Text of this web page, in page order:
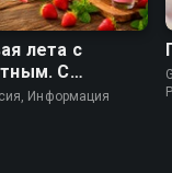
лета с
С
- на стол
Информация